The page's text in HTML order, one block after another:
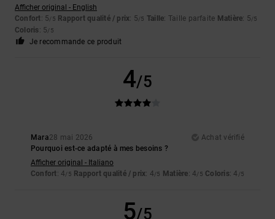
Afficher original - English
Confort: 5/5 Rapport qualité / prix: 5/5 Taille: Taille parfaite Matière: 5/5
Coloris: 5/5
Je recommande ce produit
4/5
Mara28 mai 2026
Achat vérifié
Pourquoi est-ce adapté à mes besoins ?
Afficher original - Italiano
Confort: 4/5 Rapport qualité / prix: 4/5 Matière: 4/5 Coloris: 4 /5
5/5